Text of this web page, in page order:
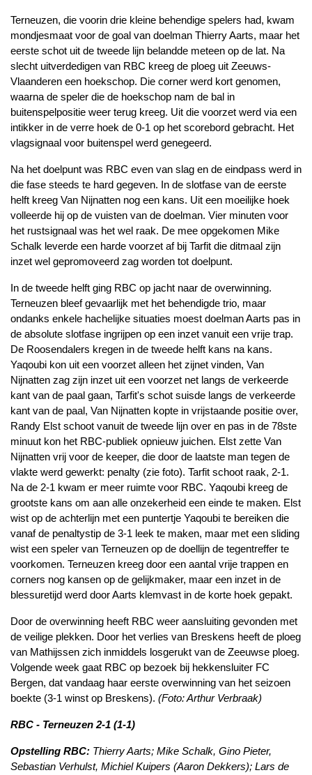
Terneuzen, die voorin drie kleine behendige spelers had, kwam
mondjesmaat voor de goal van doelman Thierry Aarts, maar het
eerste schot uit de tweede lijn belandde meteen op de lat. Na
slecht uitverdedigen van RBC kreeg de ploeg uit Zeeuws-
Vlaanderen een hoekschop. Die corner werd kort genomen,
waarna de speler die de hoekschop nam de bal in
buitenspelpositie weer terug kreeg. Uit die voorzet werd via een
intikker in de verre hoek de 0-1 op het scorebord gebracht. Het
vlagsignaal voor buitenspel werd genegeerd.
Na het doelpunt was RBC even van slag en de eindpass werd in
die fase steeds te hard gegeven. In de slotfase van de eerste
helft kreeg Van Nijnatten nog een kans. Uit een moeilijke hoek
volleerde hij op de vuisten van de doelman. Vier minuten voor
het rustsignaal was het wel raak. De mee opgekomen Mike
Schalk leverde een harde voorzet af bij Tarfit die ditmaal zijn
inzet wel gepromoveerd zag worden tot doelpunt.
In de tweede helft ging RBC op jacht naar de overwinning.
Terneuzen bleef gevaarlijk met het behendigde trio, maar
ondanks enkele hachelijke situaties moest doelman Aarts pas in
de absolute slotfase ingrijpen op een inzet vanuit een vrije trap.
De Roosendalers kregen in de tweede helft kans na kans.
Yaqoubi kon uit een voorzet alleen het zijnet vinden, Van
Nijnatten zag zijn inzet uit een voorzet net langs de verkeerde
kant van de paal gaan, Tarfit's schot suisde langs de verkeerde
kant van de paal, Van Nijnatten kopte in vrijstaande positie over,
Randy Elst schoot vanuit de tweede lijn over en pas in de 78ste
minuut kon het RBC-publiek opnieuw juichen. Elst zette Van
Nijnatten vrij voor de keeper, die door de laatste man tegen de
vlakte werd gewerkt: penalty (zie foto). Tarfit schoot raak, 2-1.
Na de 2-1 kwam er meer ruimte voor RBC. Yaqoubi kreeg de
grootste kans om aan alle onzekerheid een einde te maken. Elst
wist op de achterlijn met een puntertje Yaqoubi te bereiken die
vanaf de penaltystip de 3-1 leek te maken, maar met een sliding
wist een speler van Terneuzen op de doellijn de tegentreffer te
voorkomen. Terneuzen kreeg door een aantal vrije trappen en
corners nog kansen op de gelijkmaker, maar een inzet in de
blessuretijd werd door Aarts klemvast in de korte hoek gepakt.
Door de overwinning heeft RBC weer aansluiting gevonden met
de veilige plekken. Door het verlies van Breskens heeft de ploeg
van Mathijssen zich inmiddels losgerukt van de Zeeuwse ploeg.
Volgende week gaat RBC op bezoek bij hekkensluiter FC
Bergen, dat vandaag haar eerste overwinning van het seizoen
boekte (3-1 winst op Breskens). (Foto: Arthur Verbraak)
RBC - Terneuzen 2-1 (1-1)
Opstelling RBC: Thierry Aarts; Mike Schalk, Gino Pieter,
Sebastian Verhulst, Michiel Kuipers (Aaron Dekkers); Lars de